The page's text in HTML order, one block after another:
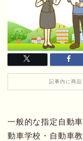
記事内に商
一般的な指定自動
動車学校・自動車